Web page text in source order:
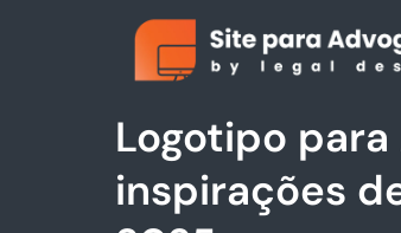
Logotipo
inspirações